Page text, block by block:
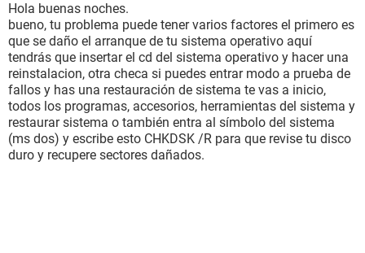
Hola buenas noches.
bueno, tu problema puede tener varios factores el primero es
que se daño el arranque de tu sistema operativo aquí
tendrás que insertar el cd del sistema operativo y hacer una
reinstalacion, otra checa si puedes entrar modo a prueba de
fallos y has una restauración de sistema te vas a inicio,
todos los programas, accesorios, herramientas del sistema y
restaurar sistema o también entra al símbolo del sistema
(ms dos) y escribe esto CHKDSK /R para que revise tu disco
duro y recupere sectores dañados.